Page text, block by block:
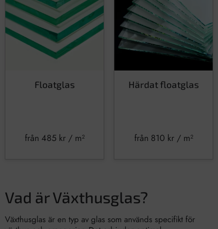
Floatglas
från 485 kr/ m²
Härdat floatglas
från 810 kr/ m²
Vad är Växthusglas?
Växthusglas är en typ av glas som används specifikt för